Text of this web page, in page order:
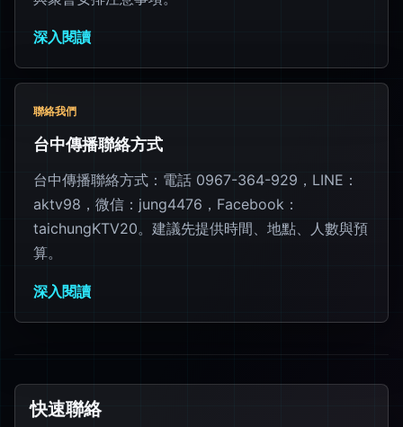
深入閱讀
聯絡我們
台中傳播聯絡方式
台中傳播聯絡方式：電話 0967-364-929，LINE：
aktv98，微信：jung4476，Facebook：
taichungKTV20。建議先提供時間、地點、人數與預
算。
深入閱讀
快速聯絡